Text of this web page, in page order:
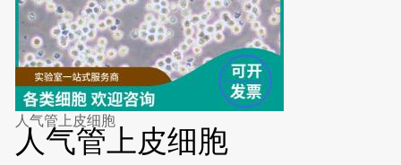
人气管上皮细胞
人气管上皮细胞